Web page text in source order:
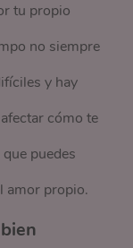
tu propio
no siempre
y hay
cómo te
puedes
amor propio.